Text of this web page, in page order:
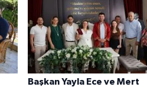
Başkan Yayla Ece ve Mert